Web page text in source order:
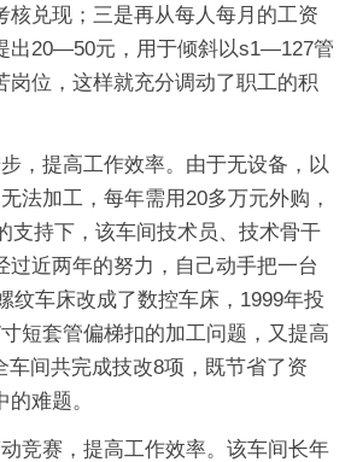
核兑现；三是再从每人每月的工资
出20—50元，用于倾斜以s1—127管
岗位，这样就充分调动了职工的积
，提高工作效率。由于无设备，以
法加工，每年需用20多万元外购，
支持下，该车间技术员、技术骨干
过近两年的努力，自己动手把一台
纹车床改成了数控车床，1999年投
短套管偏梯扣的加工问题，又提高
车间共完成技改8项，既节省了资
难题。
竞赛，提高工作效率。该车间长年